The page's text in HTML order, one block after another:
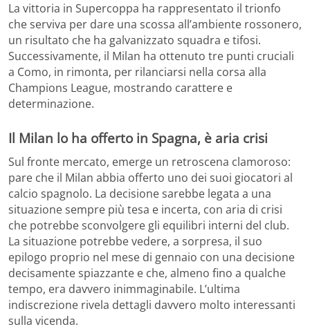
La vittoria in Supercoppa ha rappresentato il trionfo
che serviva per dare una scossa all’ambiente rossonero,
un risultato che ha galvanizzato squadra e tifosi.
Successivamente, il Milan ha ottenuto tre punti cruciali
a Como, in rimonta, per rilanciarsi nella corsa alla
Champions League, mostrando carattere e
determinazione.
Il Milan lo ha offerto in Spagna, è aria crisi
Sul fronte mercato, emerge un retroscena clamoroso:
pare che il Milan abbia offerto uno dei suoi giocatori al
calcio spagnolo. La decisione sarebbe legata a una
situazione sempre più tesa e incerta, con aria di crisi
che potrebbe sconvolgere gli equilibri interni del club.
La situazione potrebbe vedere, a sorpresa, il suo
epilogo proprio nel mese di gennaio con una decisione
decisamente spiazzante e che, almeno fino a qualche
tempo, era davvero inimmaginabile. L’ultima
indiscrezione rivela dettagli davvero molto interessanti
sulla vicenda.